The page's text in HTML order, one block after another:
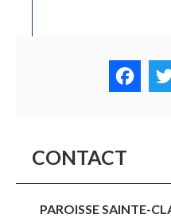
CONTACT
PAROISSE SAINTE-